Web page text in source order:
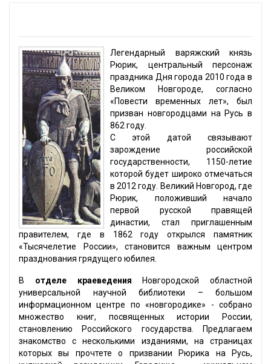
Легендарный варяжский князь
Рюрик, центральный персонаж
праздника Дня города 2010 года в
Великом Новгороде, согласно
«Повести временных лет», был
призван новгородцами на Русь в
862 году.
С этой датой связывают
зарождение российской
государственности, 1150-летие
которой будет широко отмечаться
в 2012 году. Великий Новгород, где
Рюрик, положивший начало
первой русской правящей
династии, стал приглашенным
правителем, где в 1862 году открылся памятник
«Тысячелетие России», становится важным центром
празднования грядущего юбилея.
В отделе краеведения Новгородской областной
универсальной научной библиотеки – большом
информационном центре по «новгородике» - собрано
множество книг, посвященных истории России,
становлению Российского государства. Предлагаем
знакомство с несколькими изданиями, на страницах
которых вы прочтете о призвании Рюрика на Русь,